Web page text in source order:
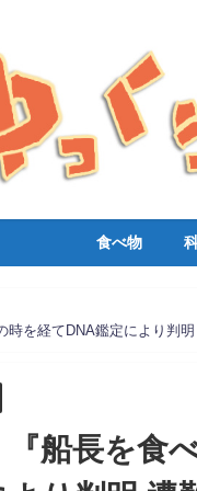
食べ物
時を経てDNA鑑定により判
『船長を食